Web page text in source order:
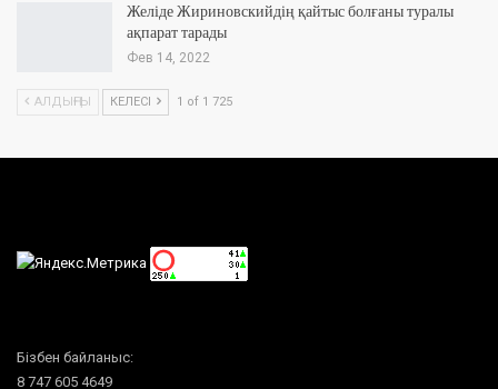
Желіде Жириновскийдің қайтыс болғаны туралы
ақпарат тарады
Фев 14, 2022
АЛДЫҢҒЫ КЕЛЕСІ 1 of 1 725
Бізбен байланыс:
8 747 605 4649